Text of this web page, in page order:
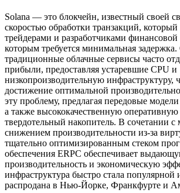
Solana — это блокчейн, известный своей
скоростью обработки транзакций,
трейдерами и разработчиками
которым требуется минимальная
традиционные облачные сервисы часто
прибыли, предоставляя устаревшие CPU и
низкопроизводительную инфраструктуру,
достижение оптимальной
эту проблему, предлагая передовые
а также высококачественную оперативную
твердотельный накопитель. В сочетании
снижением производительности из-за
тщательно оптимизированным стеком
обеспечения ERPC обеспечивает
производительность и экономическую
инфраструктура быстро стала популярной
распродана в Нью-Йорке, Франкфурте и